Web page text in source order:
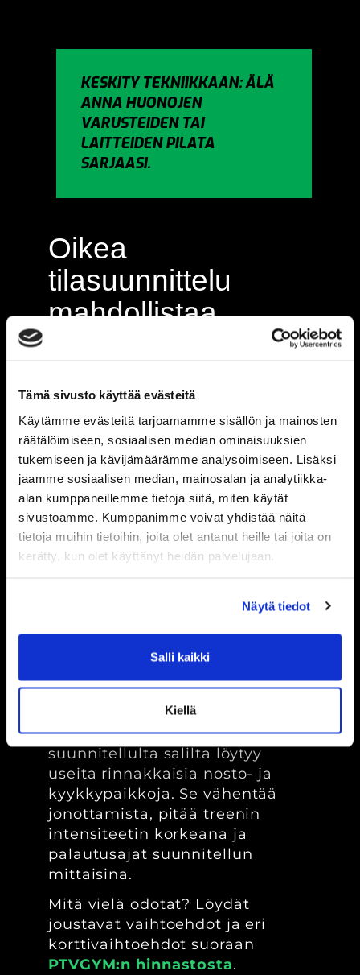
Tämä sivusto käyttää evästeitä
Käytämme evästeitä tarjoamamme sisällön ja mainosten
räätälöimiseen, sosiaalisen median ominaisuuksien
tukemiseen ja kävijämäärämme analysoimiseen. Lisäksi
jaamme sosiaalisen median, mainosalan ja analytiikka-
alan kumppaneillemme tietoja siitä, miten käytät
sivustoamme. Kumppanimme voivat yhdistää näitä
tietoja muihin tietoihin, joita olet antanut heille tai joita on
kerätty, kun olet käyttänyt heidän palvelujaan.
Näytä tiedot
Salli kaikki
Kiellä
KESKITY TEKNIIKKAAN: ÄLÄ
ANNA HUONOJEN
VARUSTEIDEN TAI
LAITTEIDEN PILATA
SARJAASI.
Oikea
tilasuunnittelu
mahdollistaa
keskeytyksettömän
Toimivalla kuntosalilla laitteiden
ja suorituspaikkojen sijoittelu on
tarkkaan mietitty. Ahtaat välit
laitteiden välillä tai liian
lähekkäin olevat nostopaikat
luovat turhaa stressiä ja
vaaratilanteita. Kun jokaisella
riittävästi vapaata tilaa, voit
törmäyksistä tai muiden
väistelemisestä suorituksen
Tavoitteelliseen treeniin
suunnitellulta salilta löytyy
useita rinnakkaisia nosto- ja
kyykkypaikkoja. Se vähentää
jonottamista, pitää treenin
intensiteetin korkeana ja
palautusajat suunnitellun
mittaisina.
Mitä vielä odotat? Löydät
joustavat vaihtoehdot ja eri
korttivaihtoehdot suoraan
PTVGYM:n hinnastosta.